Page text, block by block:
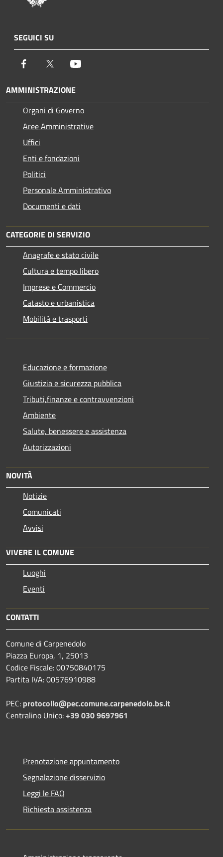
SEGUICI SU
Facebook Twitter
AMMINISTRAZIONE
Organi di Governo
Aree Amministrative
Uffici
Enti e fondazioni
Politici
Personale Amministrativo
Documenti e dati
CATEGORIE DI SERVIZIO
Anagrafe e stato civile
Cultura e tempo libero
Imprese e Commercio
Catasto e urbanistica
Mobilità e trasporti
Educazione e formazione
Giustizia e sicurezza pubblica
Tributi,finanze e contravvenzioni
Ambiente
Salute, benessere e assistenza
Autorizzazioni
NOVITÀ
Notizie
Comunicati
Avvisi
VIVERE IL COMUNE
Luoghi
Eventi
CONTATTI
Comune di Carpenedolo
Piazza Europa, 1, 25013
Codice Fiscale: 00750840175
Partita IVA: 00576910988
PEC: protocollo@pec.comune.carpenedolo.bs.it
Centralino Unico:+39 030 9697961
Prenotazione appuntamento
Segnalazione disservizio
Leggi le FAQ
Richiesta assistenza